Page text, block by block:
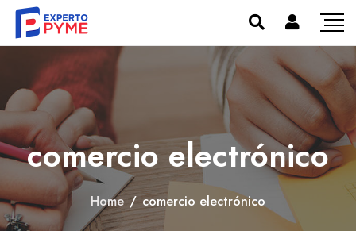
comercio electrónico
Home / comercio electrónico